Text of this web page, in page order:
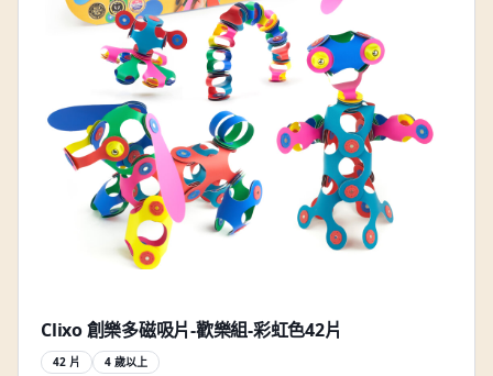
Clixo 創樂多磁吸片-歡樂組-彩虹色42片
42 片 4 歲以上